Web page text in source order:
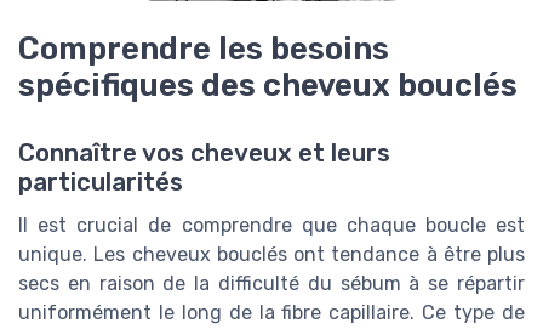
Comprendre les besoins
spécifiques des cheveux bouclés
Connaître vos cheveux et leurs
particularités
Il est crucial de comprendre que chaque boucle est
unique. Les cheveux bouclés ont tendance à être plus
secs en raison de la difficulté du sébum à se répartir
uniformément le long de la fibre capillaire. Ce type de